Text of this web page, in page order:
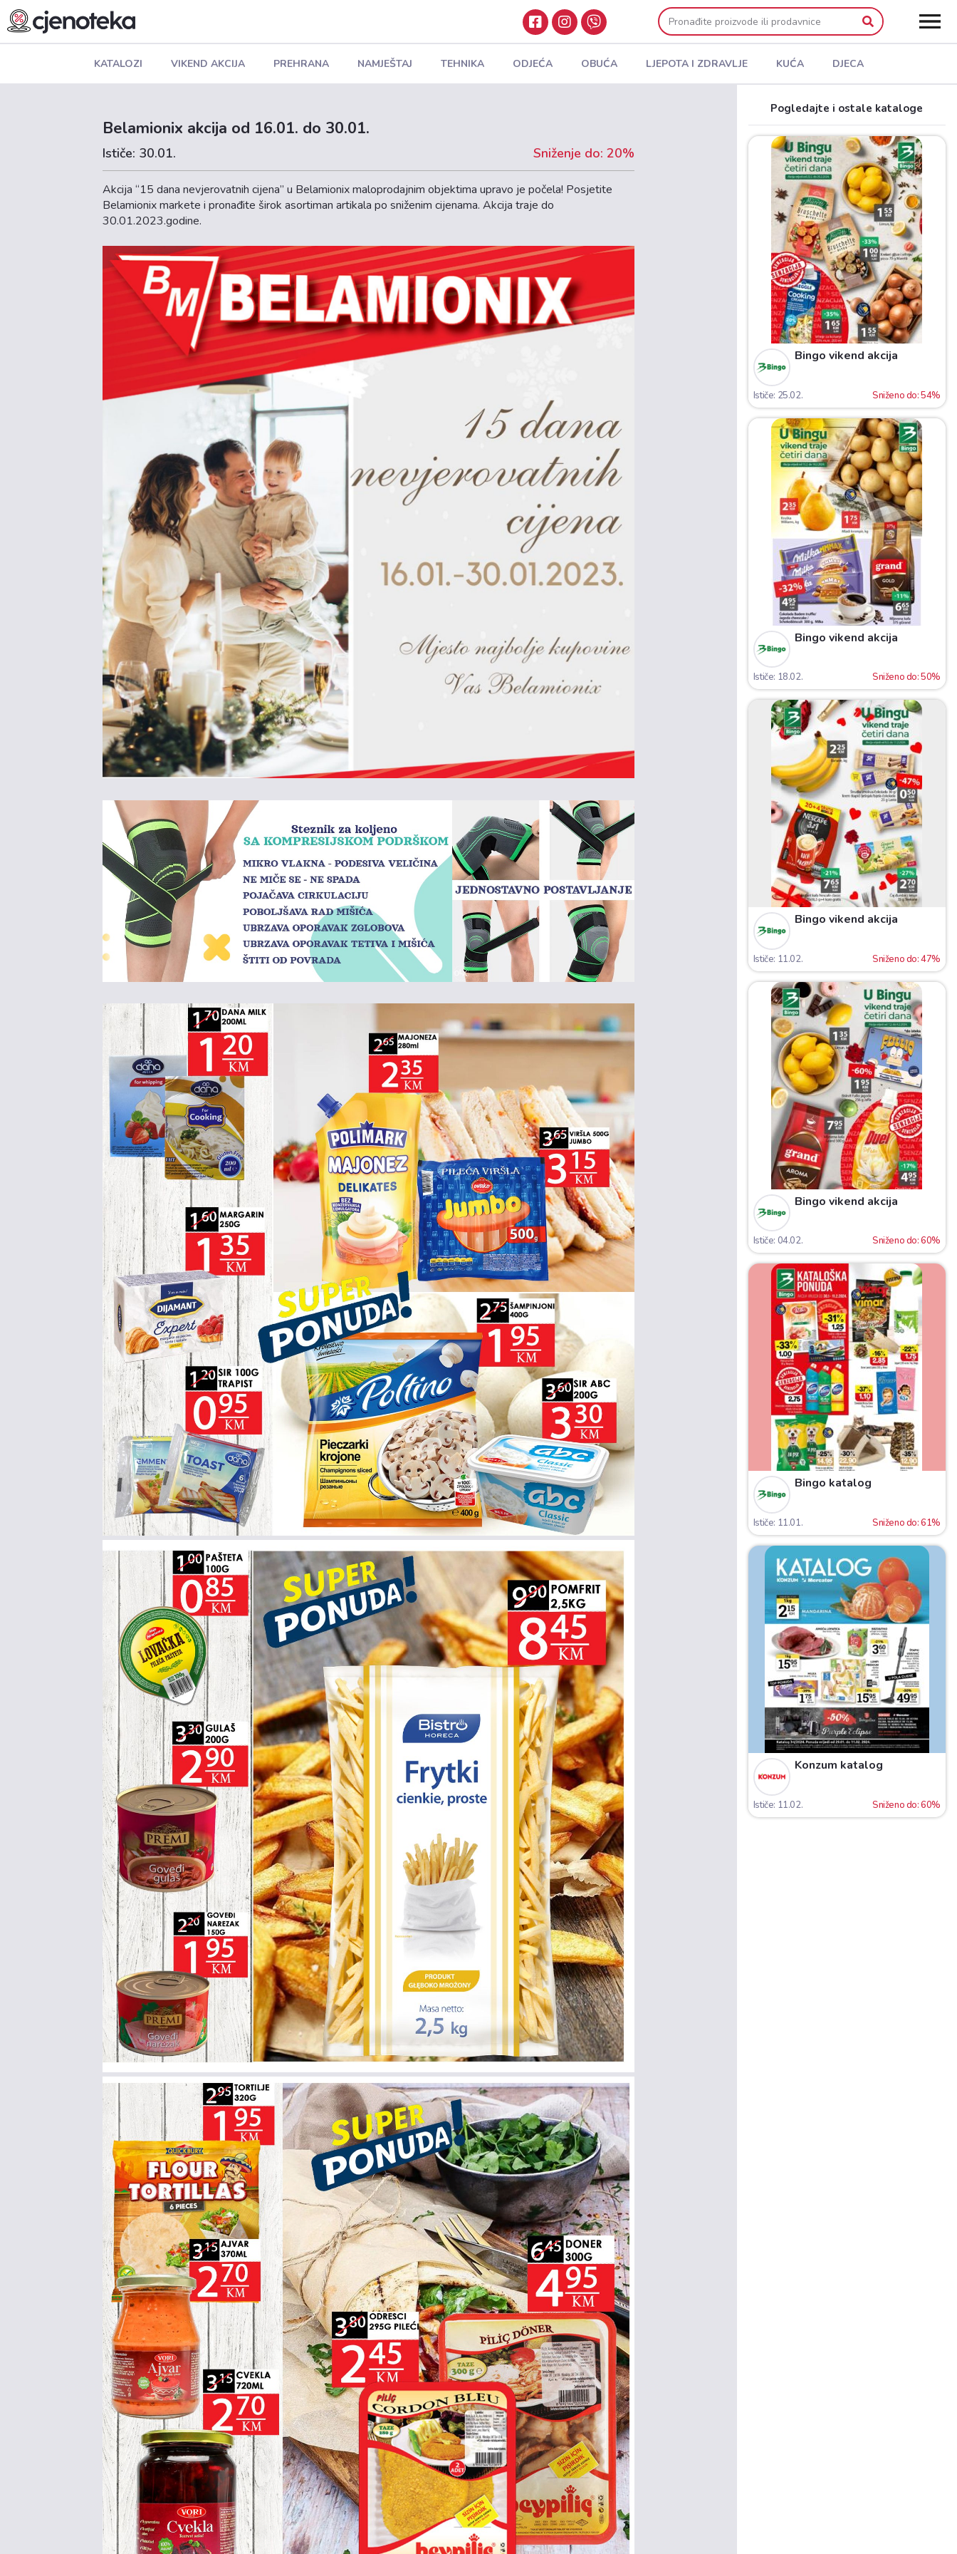
KATALOZI VIKEND AKCIJA PREHRANA NAMJEŠTAJ TEHNIKA ODJEĆA OBUĆA LJEPOTA I ZDRAVLJE KUĆA DJECA
Belamionix akcija od 16.01. do 30.01.
Ističe: 30.01. Sniženje do: 20%
Akcija “15 dana nevjerovatnih cijena” u Belamionix maloprodajnim objektima upravo je počela! Posjetite
Belamionix markete i pronađite širok asortiman artikala po sniženim cijenama. Akcija traje do
30.01.2023.godine.
Pogledajte i ostale kataloge
Bingo vikend akcija
Ističe: 25.02. Sniženo do: 54%
Bingo vikend akcija
Ističe: 18.02. Sniženo do: 50%
Bingo vikend akcija
Ističe: 11.02. Sniženo do: 47%
Bingo vikend akcija
Ističe: 04.02. Sniženo do: 60%
Bingo katalog
Ističe: 11.01. Sniženo do: 61%
Konzum katalog
Ističe: 11.02. Sniženo do: 60%